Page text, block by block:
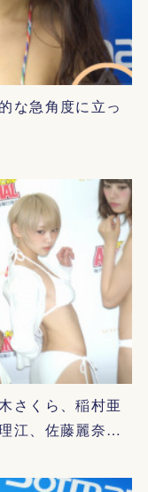
な急角度に立っ
さくら、稲村亜
江、佐藤麗奈…